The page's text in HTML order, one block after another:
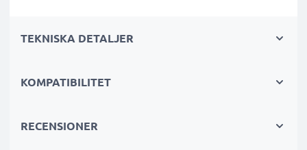
Subtels billaddare för mobiltelefon, som du enkelt och
cigarettuttag/cigarettändare, har både
Den effektiva och högkvalitativa smartphoneladdaren
TEKNISKA DETALJER
KOMPATIBILITET
RECENSIONER